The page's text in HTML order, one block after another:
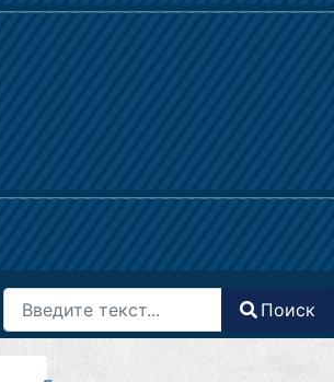
Поиск
Type 2 or more characters for results.
Поиск